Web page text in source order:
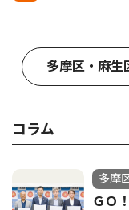
多摩区・麻生
コラム
多摩
ＧＯ